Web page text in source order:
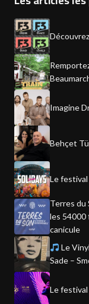
Imagine
Behçet
Le
Terres du
les 54000
canicule
Le
Sade –
Le